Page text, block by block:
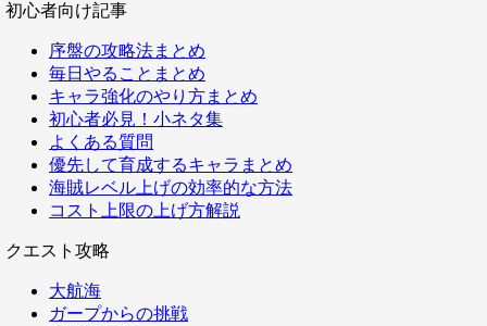
初心者向け記事
序盤の攻略法まとめ
毎日やることまとめ
キャラ強化のやり方まとめ
初心者必見！小ネタ集
よくある質問
優先して育成するキャラまとめ
海賊レベル上げの効率的な方法
コスト上限の上げ方解説
クエスト攻略
大航海
ガープからの挑戦